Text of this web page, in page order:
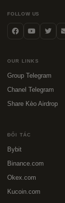
FOLLOW US
OUR LINKS
Group Telegram
Chanel Telegram
Share Kèo Airdrop
ĐỐI TÁC
Bybit
Binance.com
Okex.com
Kucoin.com